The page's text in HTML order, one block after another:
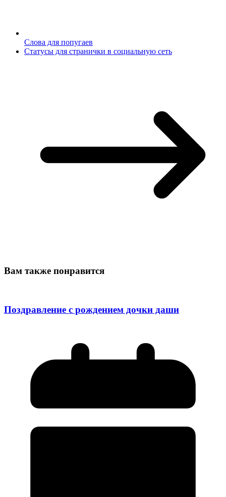
Слова для попугаев
Статусы для странички в социальную сеть
Вам также понравится
Поздравление с рождением дочки даши